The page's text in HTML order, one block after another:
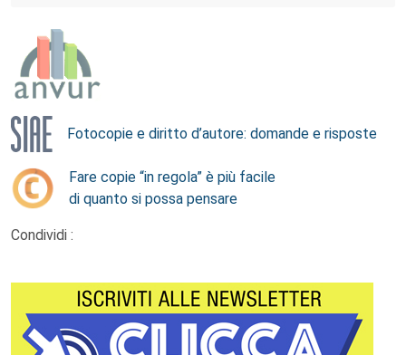
Fotocopie e diritto d’autore: domande e risposte
Fare copie “in regola” è più facile
di quanto si possa pensare
Condividi :